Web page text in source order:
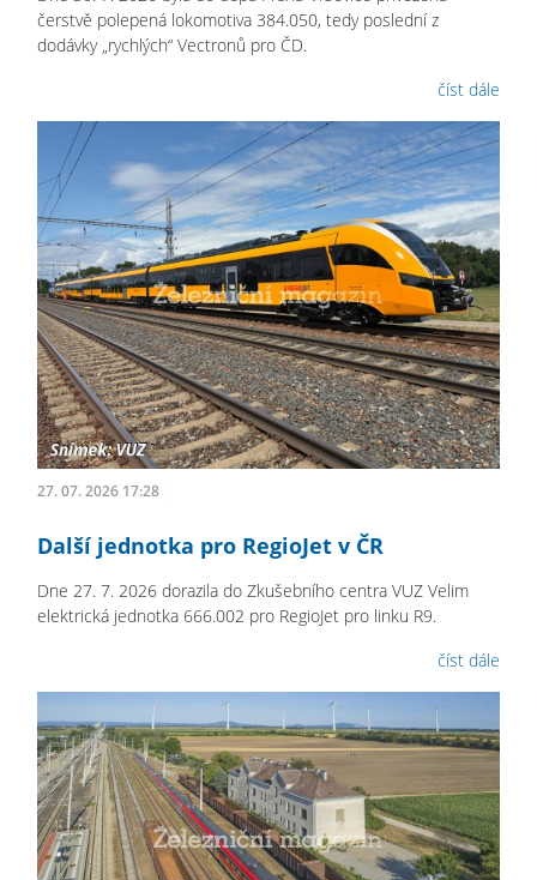
čerstvě polepená lokomotiva 384.050, tedy poslední z
dodávky „rychlých“ Vectronů pro ČD.
číst dále
27. 07. 2026 17:28
Další jednotka pro RegioJet v ČR
Dne 27. 7. 2026 dorazila do Zkušebního centra VUZ Velim
elektrická jednotka 666.002 pro RegioJet pro linku R9.
číst dále